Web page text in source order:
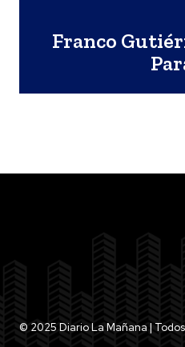
Franco
© 2025 Diario La Mañana |